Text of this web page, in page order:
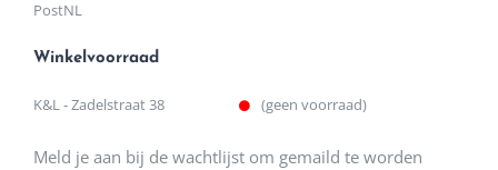
PostNL
Winkelvoorraad
K&L - Zadelstraat 38 (geen voorraad)
Meld je aan bij de wachtlijst om gemaild te worden